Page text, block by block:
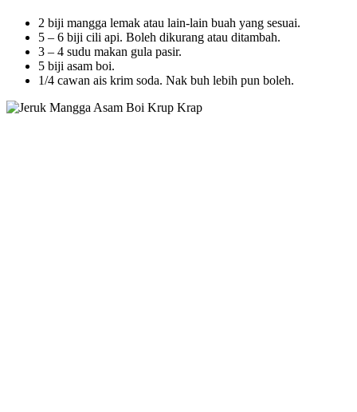
2 biji mangga lemak atau lain-lain buah yang sesuai.
5 – 6 biji cili api. Boleh dikurang atau ditambah.
3 – 4 sudu makan gula pasir.
5 biji asam boi.
1/4 cawan ais krim soda. Nak buh lebih pun boleh.